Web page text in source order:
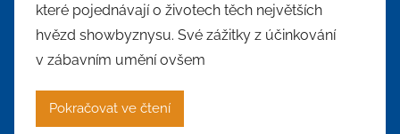
které pojednávají o životech těch největších
hvězd showbyznysu. Své zážitky z účinkování
v zábavním umění ovšem
Pokračovat ve čtení